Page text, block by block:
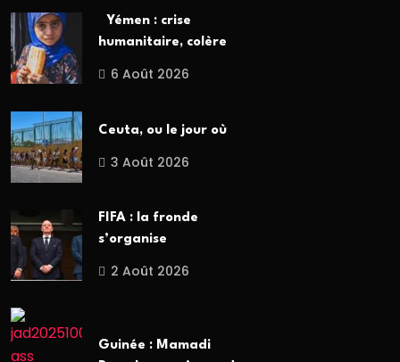
Yémen : crise
humanitaire, colère
6 Août 2026
Ceuta, ou le jour où
3 Août 2026
FIFA : la fronde
s’organise
2 Août 2026
Guinée : Mamadi